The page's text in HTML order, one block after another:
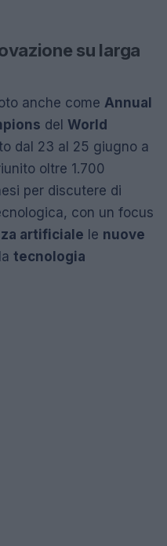
su larga
anche come Annual
del World
dal 23 al 25 giugno a
oltre 1.700
per discutere di
con un focus
artificiale le nuove
tecnologia